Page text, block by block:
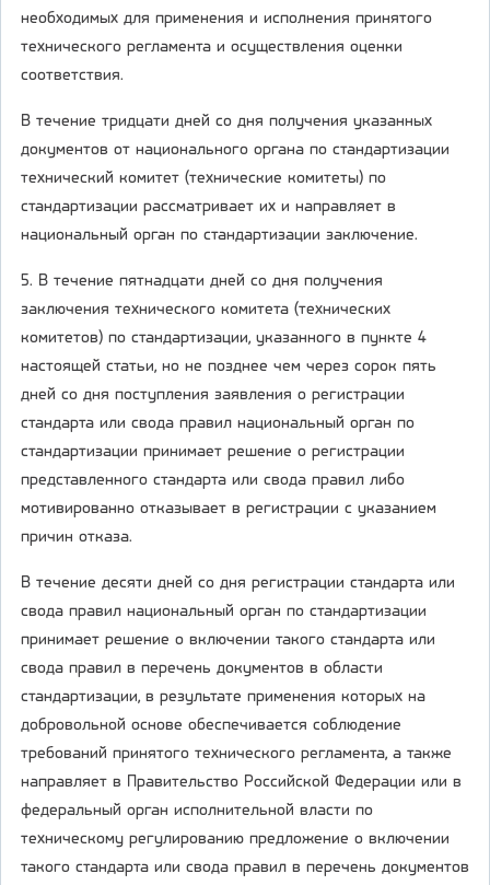
необходимых для применения и исполнения принятого
технического регламента и осуществления оценки
соответствия.
В течение тридцати дней со дня получения указанных
документов от национального органа по стандартизации
технический комитет (технические комитеты) по
стандартизации рассматривает их и направляет в
национальный орган по стандартизации заключение.
5. В течение пятнадцати дней со дня получения
заключения технического комитета (технических
комитетов) по стандартизации, указанного в пункте 4
настоящей статьи, но не позднее чем через сорок пять
дней со дня поступления заявления о регистрации
стандарта или свода правил национальный орган по
стандартизации принимает решение о регистрации
представленного стандарта или свода правил либо
мотивированно отказывает в регистрации с указанием
причин отказа.
В течение десяти дней со дня регистрации стандарта или
свода правил национальный орган по стандартизации
принимает решение о включении такого стандарта или
свода правил в перечень документов в области
стандартизации, в результате применения которых на
добровольной основе обеспечивается соблюдение
требований принятого технического регламента, а также
направляет в Правительство Российской Федерации или в
федеральный орган исполнительной власти по
техническому регулированию предложение о включении
такого стандарта или свода правил в перечень документов